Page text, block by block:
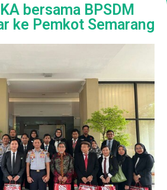
bersama BPSDM
ke Pemkot Semarang